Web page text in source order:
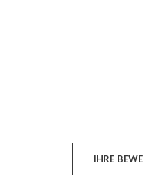
IHRE